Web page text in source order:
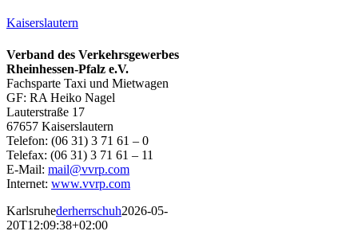
Kaiserslautern
Verband des Verkehrsgewerbes
Rheinhessen-Pfalz e.V.
Fachsparte Taxi und Mietwagen
GF: RA Heiko Nagel
Lauterstraße 17
67657 Kaiserslautern
Telefon: (06 31) 3 71 61 – 0
Telefax: (06 31) 3 71 61 – 11
E-Mail: mail@vvrp.com
Internet: www.vvrp.com
Karlsruhederherrschuh2026-05-
20T12:09:38+02:00